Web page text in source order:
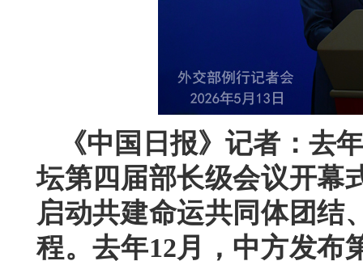
《中国日报》记者：去
坛第四届部长级会议开幕
启动共建命运共同体团结
程。去年12月，中方发布